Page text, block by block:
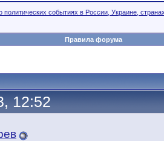
политических событиях в России, Украине,
Правила форума
12:52